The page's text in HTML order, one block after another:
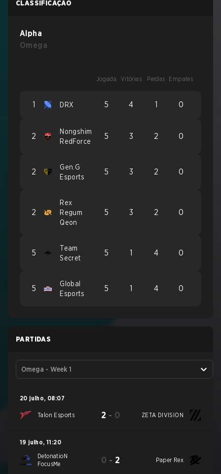
CLASSIFICAÇÃO
Alpha
Omega
Jogada Vitórias Perdas Empates
1 DRX 5 4 1 0
2
Nongshim
RedForce
5 3 2 0
2
Gen.G
Esports
5 3 2 0
2
Rex
Regum
Qeon
5 3 2 0
5
Team
Secret
5 1 4 0
5
Global
Esports
5 1 4 0
PARTIDAS
Omega - Week 1
20 julho, 08:07
Talon Esports 2 - 0 ZETA DIVISION
19 julho, 11:20
DetonatioN
FocusMe
0 - 2 Paper Rex